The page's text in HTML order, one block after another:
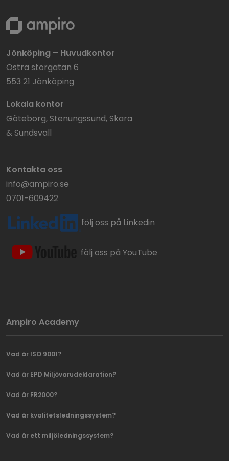
Jönköping – Huvudkontor
Östra storgatan 6
553 21 Jönköping
Lokala kontor
Göteborg, Stenungssund, Skara
& Sundsvall
Kontakta oss
info@ampiro.se
0701-609422
följ oss på Linkedin
följ oss på YouTube
Ampiro Academy
Vad är ISO 9001?
Vad är EPD Miljövarudeklaration?
Vad är FR2000?
Vad är kvalitetsledningssystem?
Vad är ett miljöledningssystem?